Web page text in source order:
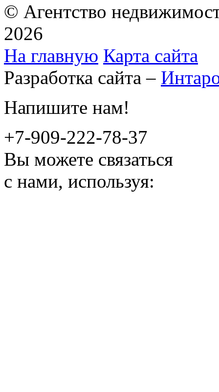
© Агентство
2026
На главную Карта сайта
Разработка сайта –
Напишите нам!
+7-909-222-78-37
Вы можете связаться
с нами, используя: